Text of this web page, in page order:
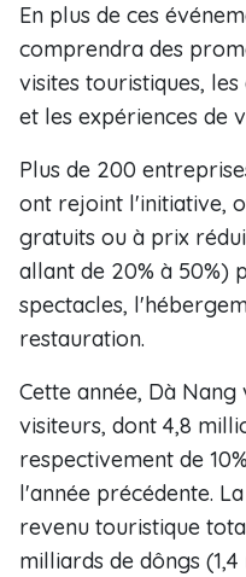
En plus de ces
comprendra des
visites touristiques,
et les expériences de
Plus de 200
ont rejoint l'initiative,
gratuits ou à prix
allant de 20% à 50%)
spectacles,
restauration.
Cette année, Dà Nang
visiteurs, dont 4,8
respectivement de
l'année précédente.
revenu touristique
milliards de dôngs